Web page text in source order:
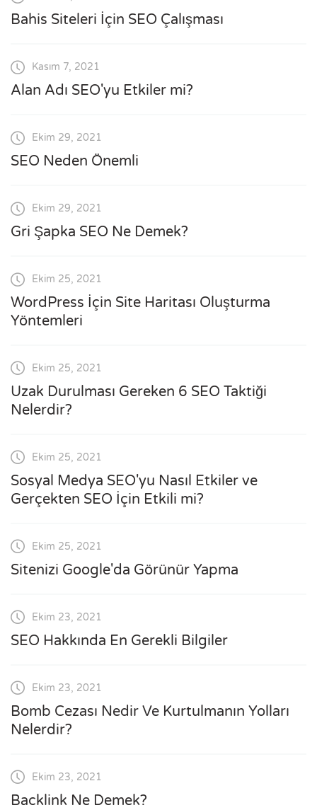
Bahis Siteleri İçin SEO Çalışması
Kasım 7, 2021
Alan Adı SEO'yu Etkiler mi?
Ekim 29, 2021
SEO Neden Önemli
Ekim 29, 2021
Gri Şapka SEO Ne Demek?
Ekim 25, 2021
WordPress İçin Site Haritası Oluşturma
Yöntemleri
Ekim 25, 2021
Uzak Durulması Gereken 6 SEO Taktiği
Nelerdir?
Ekim 25, 2021
Sosyal Medya SEO'yu Nasıl Etkiler ve
Gerçekten SEO İçin Etkili mi?
Ekim 25, 2021
Sitenizi Google'da Görünür Yapma
Ekim 23, 2021
SEO Hakkında En Gerekli Bilgiler
Ekim 23, 2021
Bomb Cezası Nedir Ve Kurtulmanın Yolları
Nelerdir?
Ekim 23, 2021
Backlink Ne Demek?